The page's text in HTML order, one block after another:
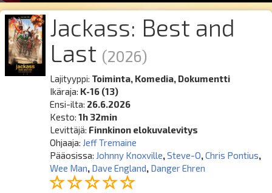
Jackass: Best and
Last (2026)
Lajityyppi: Toiminta, Komedia, Dokumentti
Ikäraja: K-16 (13)
Ensi-ilta: 26.6.2026
Kesto:1h 32min
Levittäjä: Finnkinon elokuvalevitys
Ohjaaja: Jeff Tremaine
Pääosissa: Johnny Knoxville,Steve-O,Chris Pontius,
Wee Man, Dave England, Danger Ehren